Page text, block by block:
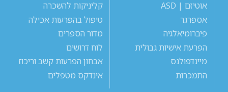
אוטיזם | ASD
אספרגר
פיברומיאלגיה
הפרעת אישיות גבולית
מיינדפולנס
התמכרות
קליניקות להשכרה
טיפול בהפרעות אכילה
מדור הספרים
לוח דרושים
אבחון הפרעות קשב וריכוז
אינדקס מטפלים